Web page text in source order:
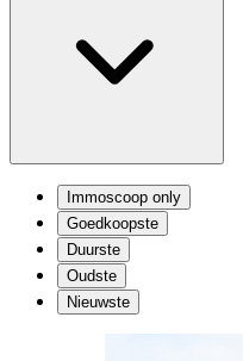
Immoscoop only
Goedkoopste
Duurste
Oudste
Nieuwste